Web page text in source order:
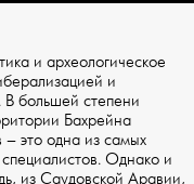
и археологическое
и
В большей степени
Бахрейна
– это одна из самых
Однако и
из Саудовской Аравии,